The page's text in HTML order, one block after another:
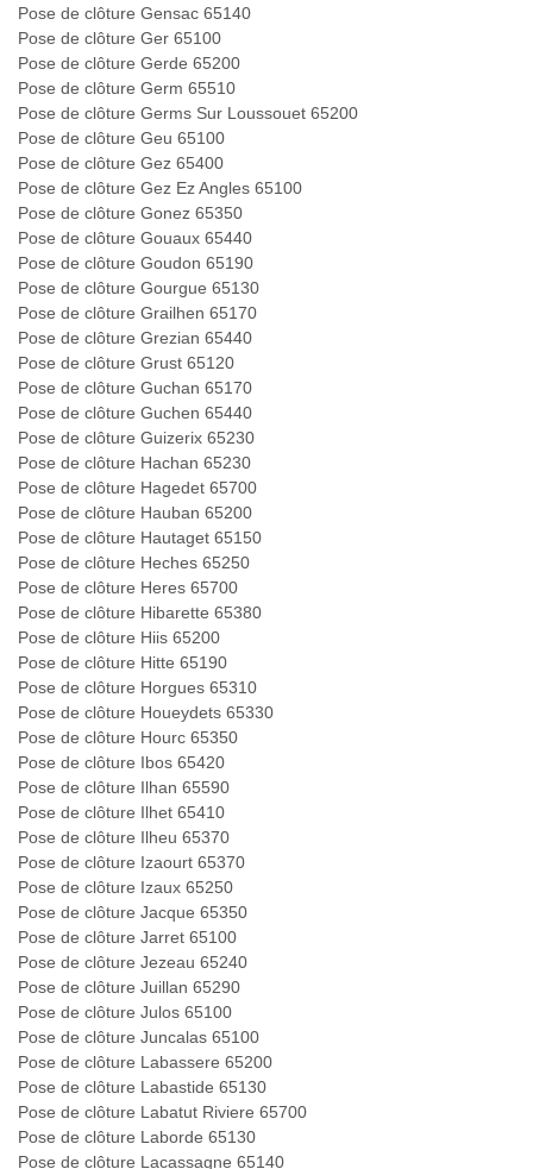
Pose de clôture Gensac 65140
Pose de clôture Ger 65100
Pose de clôture Gerde 65200
Pose de clôture Germ 65510
Pose de clôture Germs Sur Loussouet 65200
Pose de clôture Geu 65100
Pose de clôture Gez 65400
Pose de clôture Gez Ez Angles 65100
Pose de clôture Gonez 65350
Pose de clôture Gouaux 65440
Pose de clôture Goudon 65190
Pose de clôture Gourgue 65130
Pose de clôture Grailhen 65170
Pose de clôture Grezian 65440
Pose de clôture Grust 65120
Pose de clôture Guchan 65170
Pose de clôture Guchen 65440
Pose de clôture Guizerix 65230
Pose de clôture Hachan 65230
Pose de clôture Hagedet 65700
Pose de clôture Hauban 65200
Pose de clôture Hautaget 65150
Pose de clôture Heches 65250
Pose de clôture Heres 65700
Pose de clôture Hibarette 65380
Pose de clôture Hiis 65200
Pose de clôture Hitte 65190
Pose de clôture Horgues 65310
Pose de clôture Houeydets 65330
Pose de clôture Hourc 65350
Pose de clôture Ibos 65420
Pose de clôture Ilhan 65590
Pose de clôture Ilhet 65410
Pose de clôture Ilheu 65370
Pose de clôture Izaourt 65370
Pose de clôture Izaux 65250
Pose de clôture Jacque 65350
Pose de clôture Jarret 65100
Pose de clôture Jezeau 65240
Pose de clôture Juillan 65290
Pose de clôture Julos 65100
Pose de clôture Juncalas 65100
Pose de clôture Labassere 65200
Pose de clôture Labastide 65130
Pose de clôture Labatut Riviere 65700
Pose de clôture Laborde 65130
Pose de clôture Lacassagne 65140